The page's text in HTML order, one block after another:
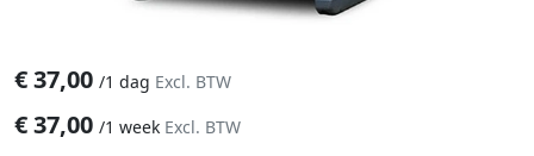
€37,00 /1 dag Excl. BTW
€37,00 /1 week Excl. BTW